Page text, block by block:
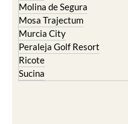
Molina de Segura
Mosa Trajectum
Murcia City
Peraleja Golf Resort
Ricote
Sucina